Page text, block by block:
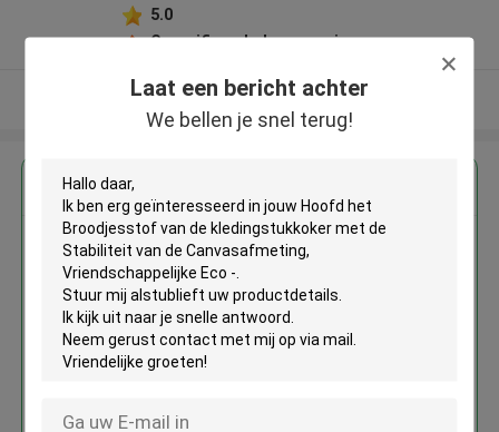
Laat een bericht achter
We bellen je snel terug!
5.0
Geverifieerde Leverancier
Bekijk meer
Hoofd het Broodjesstof van de
kledingstukkoker met de
Stabiliteit van de
Canvasafmeting,
Vriendschappelijke Eco -
Doorgaan